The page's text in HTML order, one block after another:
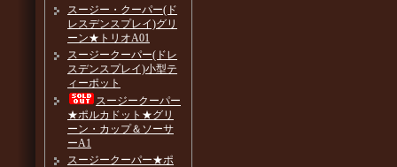
スージー・クーパー(ド
レスデンスプレイ)グリ
ーン★トリオA01
スージークーパー(ドレ
スデンスプレイ)小型テ
ィーポット
スージークーパー
★ポルカドット★グリ
ーン・カップ＆ソーサ
ーA1
スージークーパー★ポ